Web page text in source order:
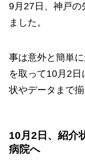
9月27日、神戸の
ました。
事は意外と簡単
を取って10月2日
状やデータまで
10月2日、紹介
病院へ